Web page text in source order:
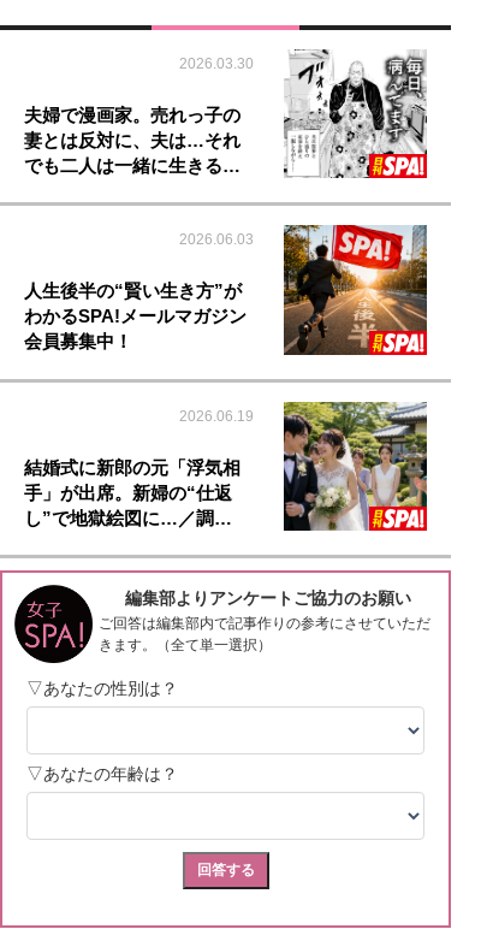
2026.03.30
夫婦で漫画家。売れっ子の
妻とは反対に、夫は…それ
でも二人は一緒に生きる…
2026.06.03
人生後半の“賢い生き方”が
わかるSPA!メールマガジン
会員募集中！
2026.06.19
結婚式に新郎の元「浮気相
手」が出席。新婦の“仕返
し”で地獄絵図に…／調…